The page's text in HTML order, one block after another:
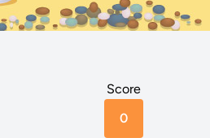
Score
0